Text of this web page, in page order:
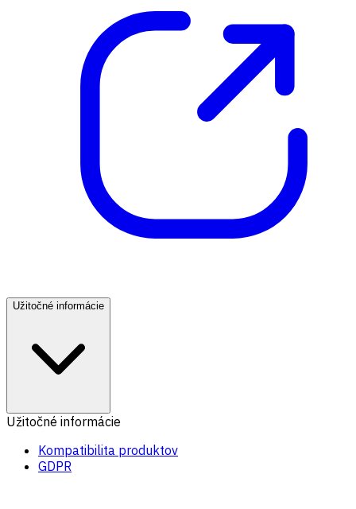
Užitočné informácie
Užitočné informácie
Kompatibilita produktov
GDPR